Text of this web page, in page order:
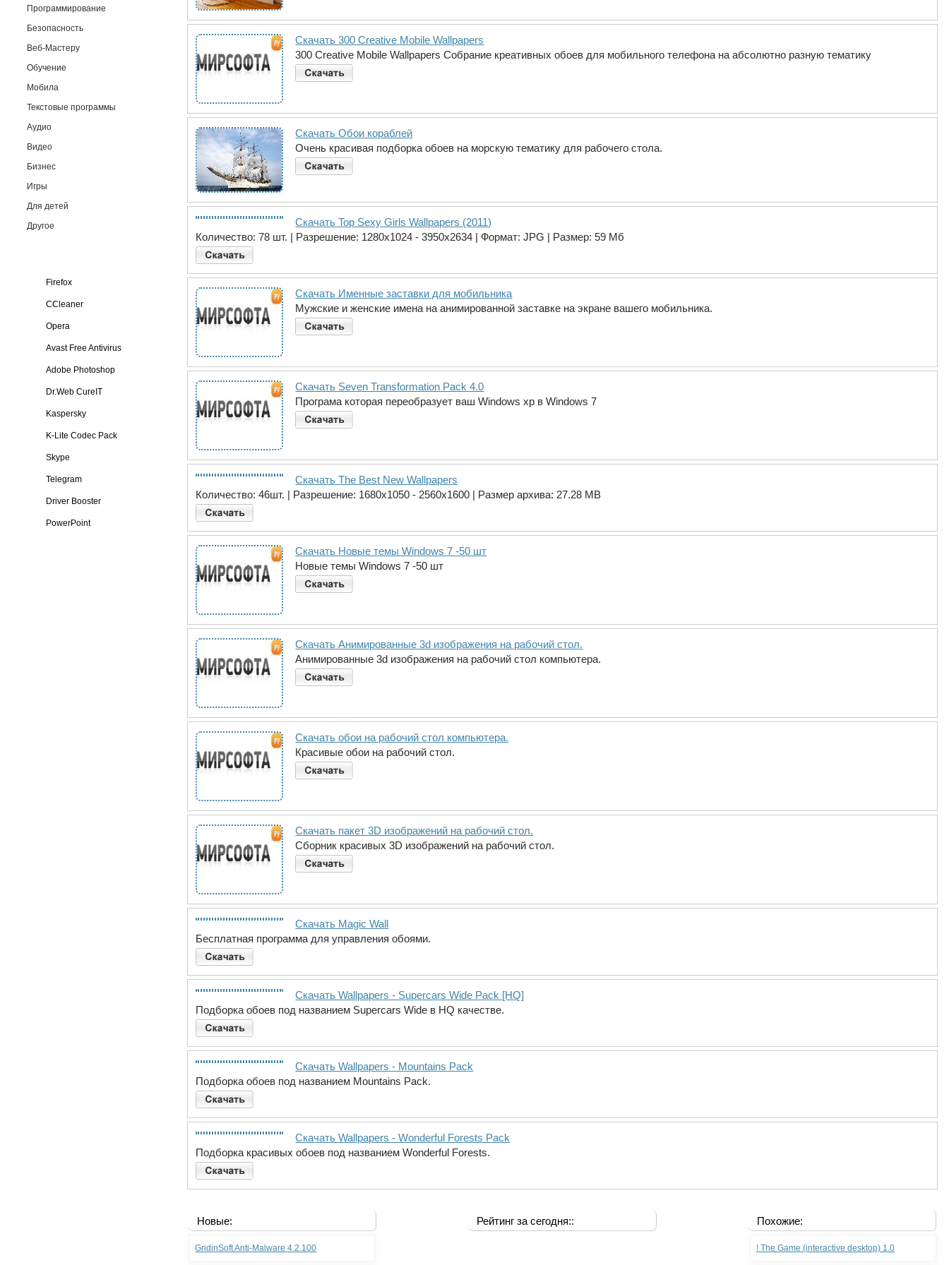
Программирование
Безопасность
Веб-Мастеру
Обучение
Мобила
Текстовые программы
Аудио
Видео
Бизнес
Игры
Для детей
Другое
Firefox
CCleaner
Opera
Avast Free Antivirus
Adobe Photoshop
Dr.Web CureIT
Kaspersky
K-Lite Codec Pack
Skype
Telegram
Driver Booster
PowerPoint
Скачать 300 Creative Mobile Wallpapers
300 Creative Mobile Wallpapers Собрание креативных обоев для мобильного телефона на абсолютно разную тематику
Скачать Обои кораблей
Очень красивая подборка обоев на морскую тематику для рабочего стола.
Скачать Top Sexy Girls Wallpapers (2011)
Количество: 78 шт. | Разрешение: 1280x1024 - 3950x2634 | Формат: JPG | Размер: 59 Мб
Скачать Именные заставки для мобильника
Мужские и женские имена на анимированной заставке на экране вашего мобильника.
Скачать Seven Transformation Pack 4.0
Програма которая переобразует ваш Windows xp в Windows 7
Скачать The Best New Wallpapers
Количество: 46шт. | Разрешение: 1680х1050 - 2560х1600 | Размер архива: 27.28 MB
Скачать Новые темы Windows 7 -50 шт
Новые темы Windows 7 -50 шт
Скачать Анимированные 3d изображения на рабочий стол.
Анимированные 3d изображения на рабочий стол компьютера.
Скачать обои на рабочий стол компьютера.
Красивые обои на рабочий стол.
Скачать пакет 3D изображений на рабочий стол.
Сборник красивых 3D изображений на рабочий стол.
Скачать Magic Wall
Бесплатная программа для управления обоями.
Скачать Wallpapers - Supercars Wide Pack [HQ]
Подборка обоев под названием Supercars Wide в HQ качестве.
Скачать Wallpapers - Mountains Pack
Подборка обоев под названием Mountains Pack.
Скачать Wallpapers - Wonderful Forests Pack
Подборка красивых обоев под названием Wonderful Forests.
Новые:
GridinSoft Anti-Malware 4.2.100
Рейтинг за сегодня:: Похожие:
! The Game (interactive desktop) 1.0